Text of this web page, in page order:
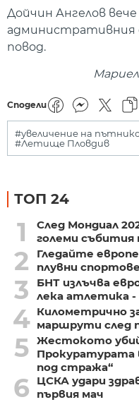
Дойчин Ангелов
административния
повод.
Сподели
#увеличение на
#Летище Пловдив
ТОП 24
1
След Мондиал
големи събития
2
Гледайте
плувни
3
БНТ излъчва
лека атлетика
4 Километрично
маршрути след
5 Жестокото
Прокуратурата
под стража“
6
ЦСКА удари
първия мач